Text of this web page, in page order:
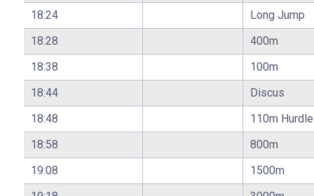
18:24
Long Jump
18:28
400m
18:38
100m
18:44
Discus
18:48
110m
18:58
800m
19:08
1500m